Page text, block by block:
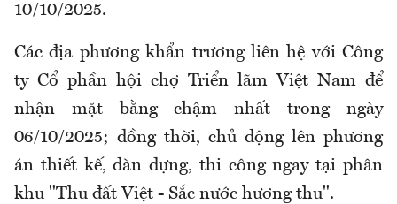
10/10/2025.
Các địa phương khẩn trương liên hệ với Công
ty Cổ phần hội chợ Triển lãm Việt Nam để
nhận mặt bằng chậm nhất trong ngày
06/10/2025; đồng thời, chủ động lên phương
án thiết kế, dàn dựng, thi công ngay tại phân
khu "Thu đất Việt - Sắc nước hương thu".